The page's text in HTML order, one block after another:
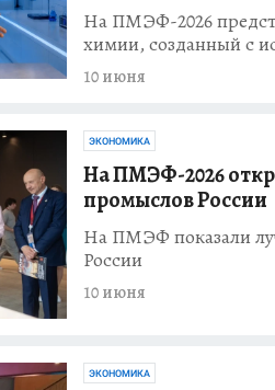
На ПМЭФ-2026
химии, созданный с
10 июня
ЭКОНОМИКА
На ПМЭФ-2026
промыслов России
На ПМЭФ показали
России
10 июня
ЭКОНОМИКА